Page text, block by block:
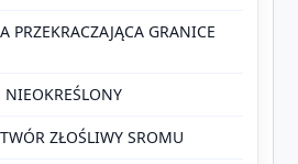
PRZEKRACZAJĄCA GRANICE
NIEOKREŚLONY
ZŁOŚLIWY SROMU